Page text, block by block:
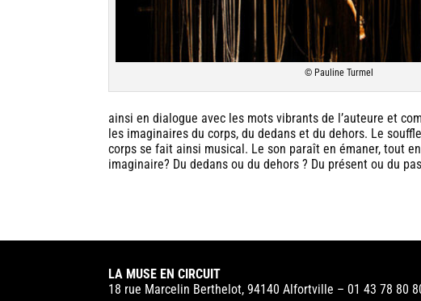
© Pauline Turmel
ainsi en dialogue avec les mots vibrants de l’auteure et
les imaginaires du corps, du dedans et du dehors. Le
corps se fait ainsi musical. Le son paraît en émaner, tout
imaginaire? Du dedans ou du dehors ? Du présent ou du
LA MUSE EN CIRCUIT
18 rue Marcelin Berthelot, 94140 Alfortville – 01 43 78 80